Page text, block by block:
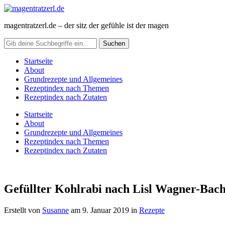
magentratzerl.de – der sitz der gefühle ist der magen
Startseite
About
Grundrezepte und Allgemeines
Rezeptindex nach Themen
Rezeptindex nach Zutaten
Startseite
About
Grundrezepte und Allgemeines
Rezeptindex nach Themen
Rezeptindex nach Zutaten
Gefüllter Kohlrabi nach Lisl Wagner-
Erstellt von Susanne am 9. Januar 2019 in Rezepte